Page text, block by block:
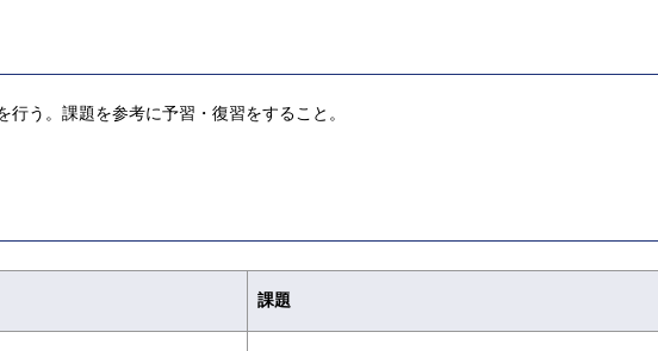
う。課題を参考に予習・復習をすること。
課題